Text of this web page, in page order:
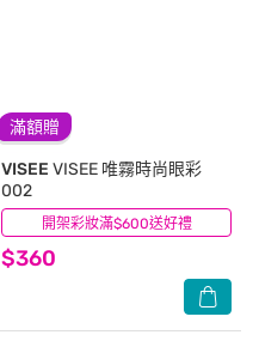
滿額贈
開架彩妝滿$600送好禮
VISEE VISEE 唯霧時尚眼彩
002
$360
(1)